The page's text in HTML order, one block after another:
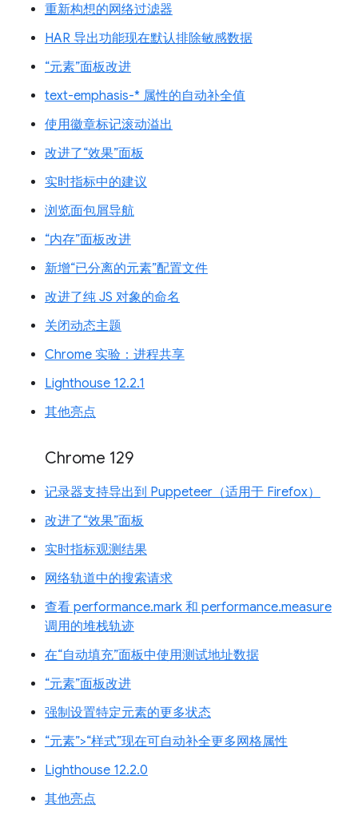
重新构想的网络过滤器
HAR 导出功能现在默认排除敏感数据
“元素”面板改进
text-emphasis-* 属性的自动补全值
使用徽章标记滚动溢出
改进了“效果”面板
实时指标中的建议
浏览面包屑导航
“内存”面板改进
新增“已分离的元素”配置文件
改进了纯 JS 对象的命名
关闭动态主题
Chrome 实验：进程共享
Lighthouse 12.2.1
其他亮点
Chrome 129
记录器支持导出到 Puppeteer（适用于 Firefox）
改进了“效果”面板
实时指标观测结果
网络轨道中的搜索请求
查看 performance.mark 和 performance.measure
调用的堆栈轨迹
在“自动填充”面板中使用测试地址数据
“元素”面板改进
强制设置特定元素的更多状态
“元素”>“样式”现在可自动补全更多网格属性
Lighthouse 12.2.0
其他亮点